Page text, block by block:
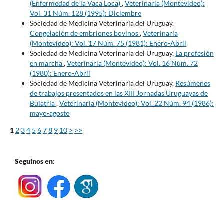
(Enfermedad de la Vaca Loca),Veterinaria (Montevideo):
Vol. 31 Núm. 128 (1995): Diciembre
Sociedad de Medicina Veterinaria del Uruguay,
Congelación de embriones bovinos,Veterinaria
(Montevideo): Vol. 17 Núm. 75 (1981): Enero-Abril
Sociedad de Medicina Veterinaria del Uruguay, La profesión
en marcha,Veterinaria (Montevideo): Vol. 16 Núm. 72
(1980): Enero-Abril
Sociedad de Medicina Veterinaria del Uruguay, Resúmenes
de trabajos presentados en las XIII Jornadas Uruguayas de
Buiatría,Veterinaria (Montevideo): Vol. 22 Núm. 94 (1986):
mayo-agosto
1 2 34 5 678 9 10 > >>
Seguinos en: